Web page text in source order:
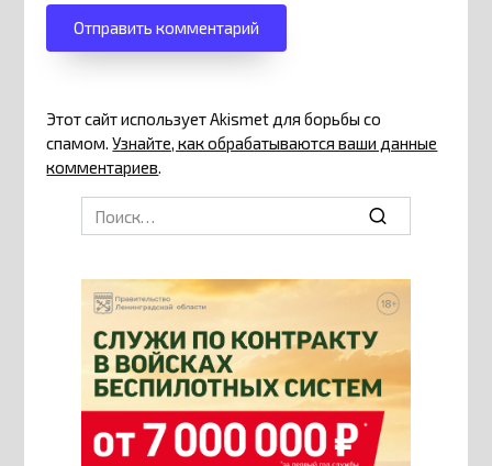
Этот сайт использует Akismet для борьбы со
спамом.Узнайте, как обрабатываются ваши данные
комментариев.
Search
for: